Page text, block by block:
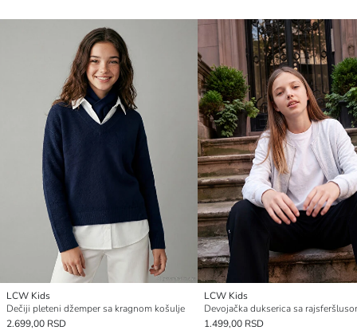
LCW Kids
Dečiji pleteni džemper sa kragnom košulje
2.699,00 RSD
LCW Kids
1.499,00 RSD